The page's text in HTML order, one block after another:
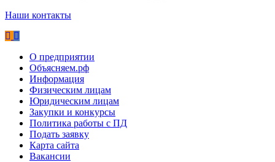
Наши контакты
О предприятии
Объясняем.рф
Информация
Физическим лицам
Юридическим лицам
Закупки и конкурсы
Политика работы с ПД
Подать заявку
Карта сайта
Вакансии